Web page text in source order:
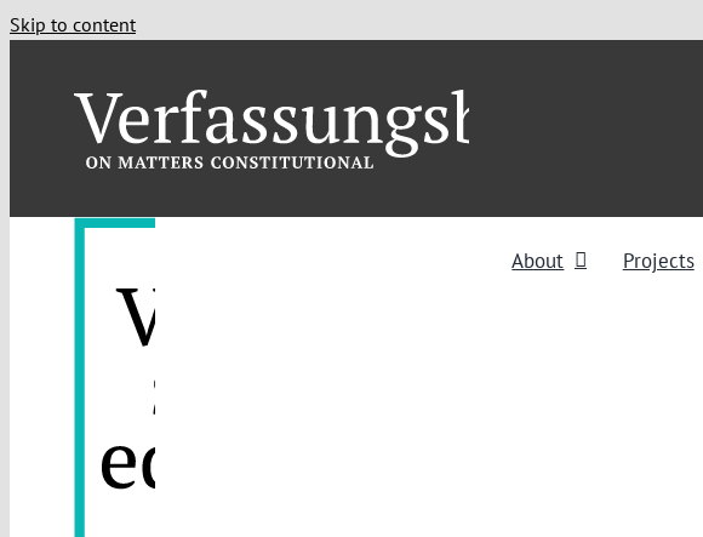
Skip to content
About Projects